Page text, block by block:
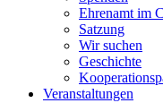
Ehrenamt im
Satzung
Wir suchen
Geschichte
Veranstaltungen